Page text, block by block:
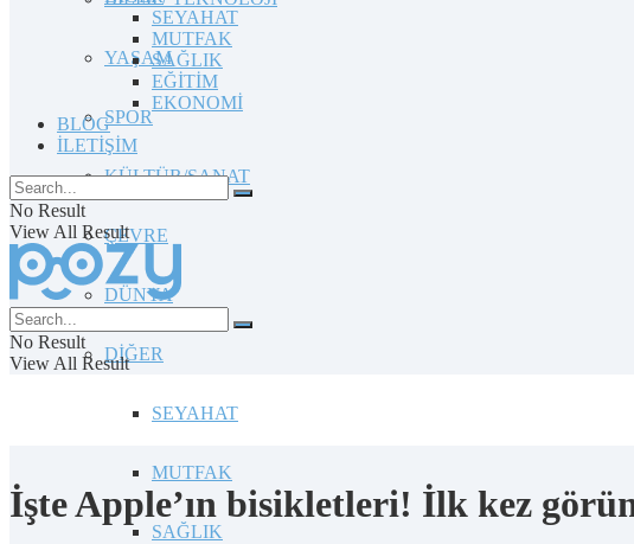
YAŞAM
SPOR
KÜLTÜR/SANAT
ÇEVRE
DÜNYA
DİĞER
SEYAHAT
MUTFAK
SAĞLIK
SEYAHAT
MUTFAK
SAĞLIK
EĞİTİM
EKONOMİ
BLOG
İLETİŞİM
No Result
View All Result
No Result
View All Result
İşte Apple’ın bisikletleri! İlk kez